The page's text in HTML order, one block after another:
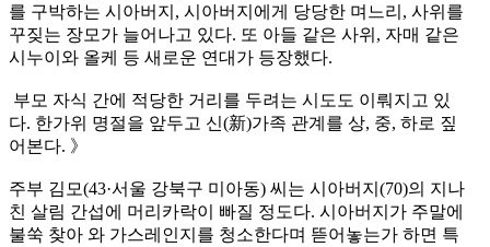
를 구박하는 시아버지, 시아버지에게 당당한 며느리, 사위를
꾸짖는 장모가 늘어나고 있다. 또 아들 같은 사위, 자매 같은
시누이와 올케 등 새로운 연대가 등장했다.
부모 자식 간에 적당한 거리를 두려는 시도도 이뤄지고 있
다. 한가위 명절을 앞두고 신(新)가족 관계를 상, 중, 하로 짚
어본다. 》
주부 김모(43·서울 강북구 미아동) 씨는 시아버지(70)의 지나
친 살림 간섭에 머리카락이 빠질 정도다. 시아버지가 주말에
불쑥 찾아 와 가스레인지를 청소한다며 뜯어놓는가 하면 특